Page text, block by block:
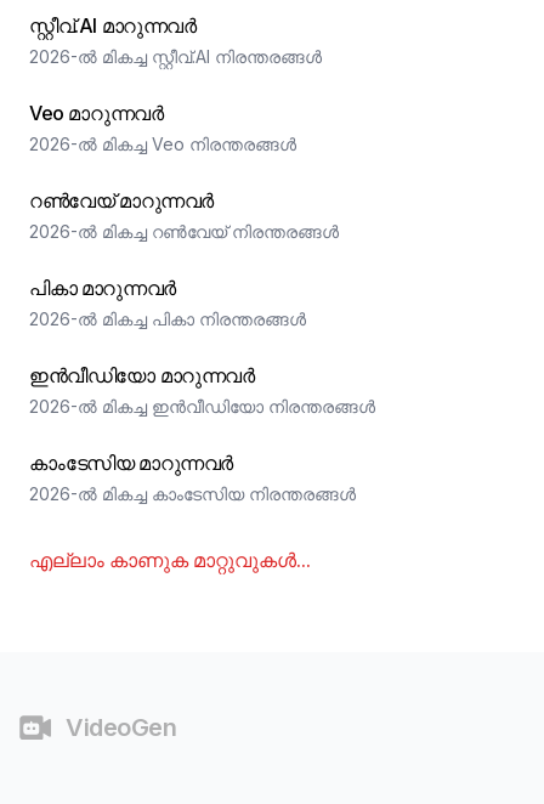
സ്റ്റീവ്.AI മാറുന്നവർ
2026-ൽ മികച്ച സ്റ്റീവ്.AI നിരന്തരങ്ങൾ
Veo മാറുന്നവർ
2026-ൽ മികച്ച Veo നിരന്തരങ്ങൾ
റൺവേയ് മാറുന്നവർ
2026-ൽ മികച്ച റൺവേയ് നിരന്തരങ്ങൾ
പികാ മാറുന്നവർ
2026-ൽ മികച്ച പികാ നിരന്തരങ്ങൾ
ഇൻവീഡിയോ മാറുന്നവർ
2026-ൽ മികച്ച ഇൻവീഡിയോ നിരന്തരങ്ങൾ
കാംടേസിയ മാറുന്നവർ
2026-ൽ മികച്ച കാംടേസിയ നിരന്തരങ്ങൾ
എല്ലാം കാണുക മാറ്റുവുകൾ...
VideoGen